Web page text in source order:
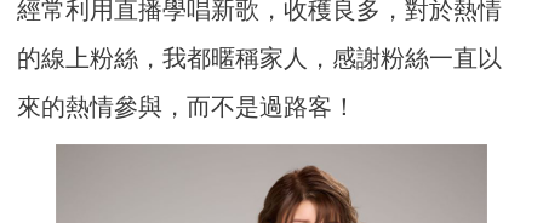
經常利用直播學唱新歌，收穫良多，對於熱情
的線上粉絲，我都暱稱家人，感謝粉絲一直以
來的熱情參與，而不是過路客！